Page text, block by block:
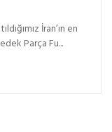
İran’ın en
Parça Fu...